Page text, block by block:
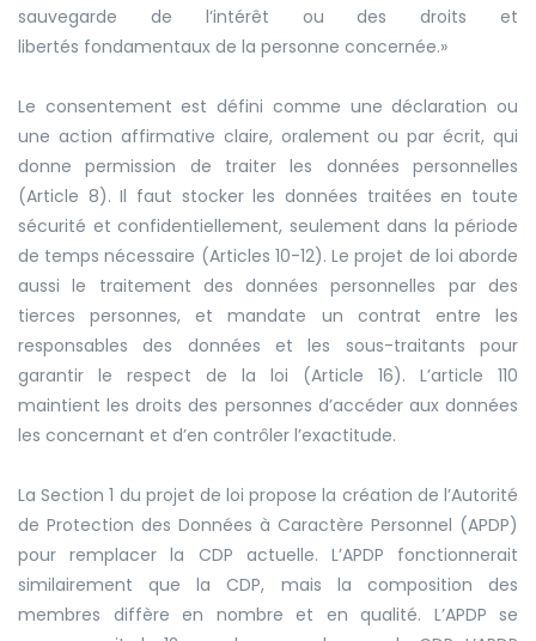
sauvegarde de l’intérêt ou des droits et
libertés fondamentaux de la personne concernée.»
Le consentement est défini comme une déclaration ou
une action affirmative claire, oralement ou par écrit, qui
donne permission de traiter les données personnelles
(Article 8). Il faut stocker les données traitées en toute
sécurité et confidentiellement, seulement dans la période
de temps nécessaire (Articles 10-12). Le projet de loi aborde
aussi le traitement des données personnelles par des
tierces personnes, et mandate un contrat entre les
responsables des données et les sous-traitants pour
garantir le respect de la loi (Article 16). L’article 110
maintient les droits des personnes d’accéder aux données
les concernant et d’en contrôler l’exactitude.
La Section 1 du projet de loi propose la création de l’Autorité
de Protection des Données à Caractère Personnel (APDP)
pour remplacer la CDP actuelle. L’APDP fonctionnerait
similairement que la CDP, mais la composition des
membres diffère en nombre et en qualité. L’APDP se